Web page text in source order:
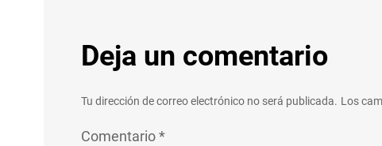
Deja un comentario
Tu dirección de correo electrónico no será publicada. Los
Comentario*